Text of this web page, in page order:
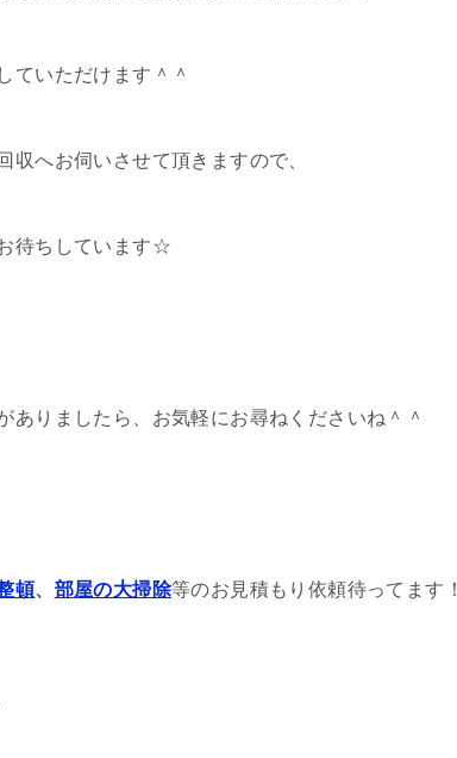
ていただけます＾＾
収へお伺いさせて頂きますので、
待ちしています☆
ありましたら、お気軽にお尋ねくださいね＾＾
頓、 部屋の大掃除等のお見積もり依頼待ってます！